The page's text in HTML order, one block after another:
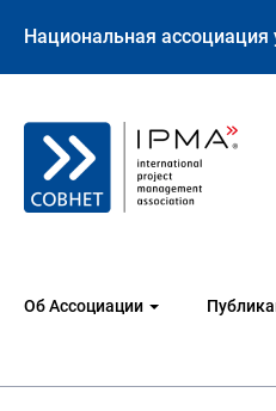
Национальная ассоциация
Об Ассоциации